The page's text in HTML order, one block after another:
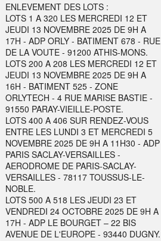
ENLEVEMENT DES LOTS :
LOTS 1 A 320 LES MERCREDI 12 ET
JEUDI 13 NOVEMBRE 2025 DE 9H A
17H - ADP ORLY - BATIMENT 678 - RUE
DE LA VOUTE - 91200 ATHIS-MONS.
LOTS 200 A 208 LES MERCREDI 12 ET
JEUDI 13 NOVEMBRE 2025 DE 9H A
16H - BATIMENT 525 - ZONE
ORLYTECH - 4 RUE MARISE BASTIE -
91550 PARAY-VIEILLE-POSTE.
LOTS 400 A 406 SUR RENDEZ-VOUS
ENTRE LES LUNDI 3 ET MERCREDI 5
NOVEMBRE 2025 DE 9H A 11H30 - ADP
PARIS SACLAY-VERSAILLES -
AERODROME DE PARIS-SACLAY-
VERSAILLES - 78117 TOUSSUS-LE-
NOBLE.
LOTS 500 A 518 LES JEUDI 23 ET
VENDREDI 24 OCTOBRE 2025 DE 9H A
17H - ADP LE BOURGET – 22 BIS
AVENUE DE L'EUROPE - 93440 DUGNY.